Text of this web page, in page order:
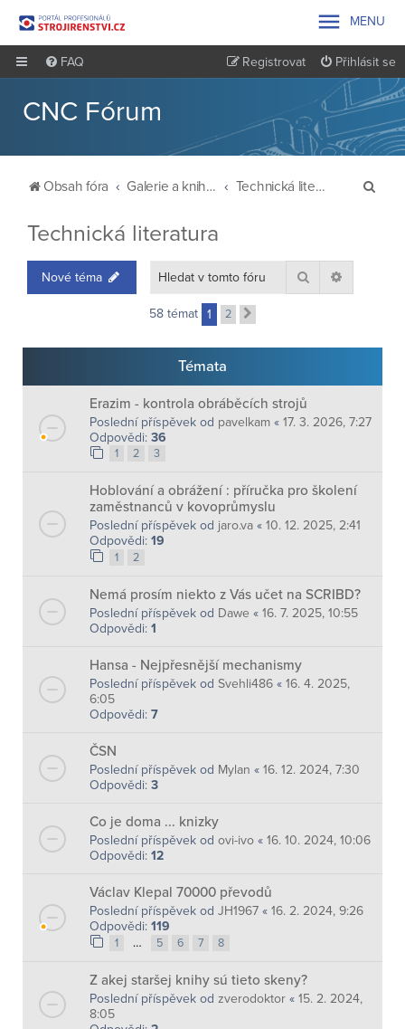
 MENU
FAQ Přihlásit se
Registrovat
CNC Fórum
Obsah fóra Galerie a knihovna Technická literatura
Technická literatura
Nové téma Hledat
58 témat 1 2
Témata
Erazim - kontrola obráběcích strojů
Poslední příspěvek od pavelkam « 17. 3. 2026, 7:27
Odpovědi: 36
1 2 3
Hoblování a obrážení : příručka pro školení
zaměstnanců v kovoprůmyslu
Poslední příspěvek od jaro.va « 10. 12. 2025, 2:41
Odpovědi: 19
1 2
Nemá prosím niekto z Vás učet na SCRIBD?
Poslední příspěvek od Dawe « 16. 7. 2025, 10:55
Odpovědi: 1
Hansa - Nejpřesnější mechanismy
Poslední příspěvek od Svehli486 « 16. 4. 2025,
6:05
Odpovědi: 7
ČSN
Poslední příspěvek od Mylan « 16. 12. 2024, 7:30
Odpovědi: 3
Co je doma ... knizky
Poslední příspěvek od ovi-ivo « 16. 10. 2024, 10:06
Odpovědi: 12
Václav Klepal 70000 převodů
Poslední příspěvek od JH1967 « 16. 2. 2024, 9:26
Odpovědi: 119
1 … 5 6 7 8
Z akej staršej knihy sú tieto skeny?
Poslední příspěvek od zverodoktor « 15. 2. 2024,
8:05